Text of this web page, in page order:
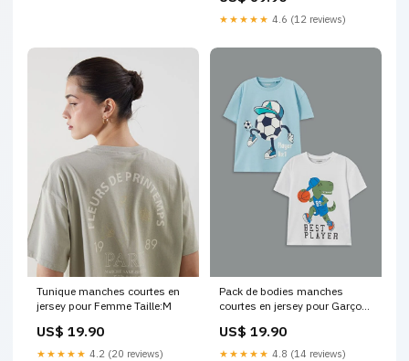
★★★★★ 4.6 (12 reviews)
Tunique manches courtes en
jersey pour Femme Taille:M
US$ 19.90
★★★★★ 4.2 (20 reviews)
Pack de bodies manches
courtes en jersey pour Garçon
US$ 19.90
★★★★★ 4.8 (14 reviews)